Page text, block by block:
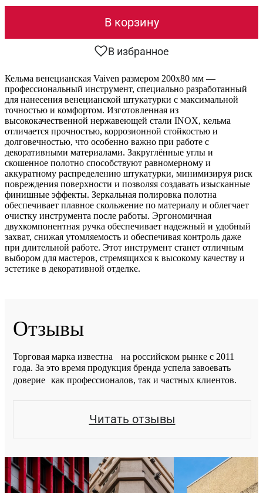
В корзину
В избранное
Кельма венецианская Vaiven размером 200х80 мм —
профессиональный инструмент, специально разработанный
для нанесения венецианской штукатурки с максимальной
точностью и комфортом. Изготовленная из
высококачественной нержавеющей стали INOX, кельма
отличается прочностью, коррозионной стойкостью и
долговечностью, что особенно важно при работе с
декоративными материалами. Закруглённые углы и
скошенное полотно способствуют равномерному и
аккуратному распределению штукатурки, минимизируя риск
повреждения поверхности и позволяя создавать изысканные
финишные эффекты. Зеркальная полировка полотна
обеспечивает плавное скольжение по материалу и облегчает
очистку инструмента после работы. Эргономичная
двухкомпонентная ручка обеспечивает надежный и удобный
захват, снижая утомляемость и обеспечивая контроль даже
при длительной работе. Этот инструмент станет отличным
выбором для мастеров, стремящихся к высокому качеству и
эстетике в декоративной отделке.
Отзывы
Торговая марка известна на российском рынке с 2011
года. За это время продукция бренда успела завоевать
доверие как профессионалов, так и частных клиентов.
Читать отзывы